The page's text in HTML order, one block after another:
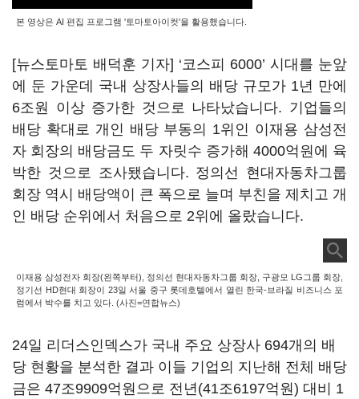
본 영상은 AI 편집 프로그램 '토마토아이컷'을 활용했습니다.
[뉴스토마토 배덕훈 기자] ‘코스피 6000’ 시대를 눈앞
에 둔 가운데 국내 상장사들의 배당 규모가 1년 만에
6조원 이상 증가한 것으로 나타났습니다. 기업들의
배당 확대로 개인 배당 부동의 1위인 이재용 삼성전
자 회장의 배당금도 두 자릿수 증가해 4000억원에 육
박한 것으로 조사됐습니다. 정의선 현대자동차그룹
회장 역시 배당액이 큰 폭으로 늘며 부친을 제치고 개
인 배당 순위에서 처음으로 2위에 올랐습니다.
이재용 삼성전자 회장(왼쪽부터), 정의선 현대자동차그룹 회장, 구광모 LG그룹 회장,
정기선 HD현대 회장이 23일 서울 중구 롯데호텔에서 열린 한국-브라질 비즈니스 포
럼에서 박수를 치고 있다. (사진=연합뉴스)
24일 리더스인덱스가 국내 주요 상장사 694개의 배
당 현황을 분석한 결과 이들 기업의 지난해 전체 배당
금은 47조9909억원으로 전년(41조6197억원) 대비 1